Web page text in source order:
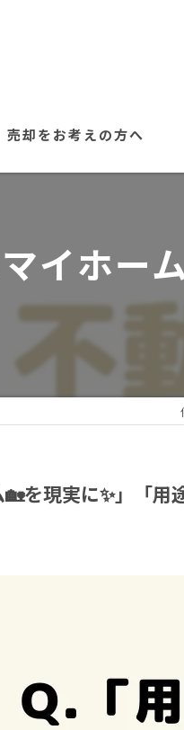
売却をお考えの方へ
イホー
🏡を現実に✨」「